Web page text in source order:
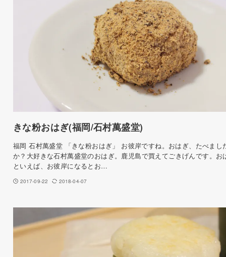
きな粉おはぎ(福岡/石村萬盛堂)
福岡 石村萬盛堂 「きな粉おはぎ」 お彼岸ですね。おはぎ、たべまし
か？大好きな石村萬盛堂のおはぎ。鹿児島で買えてごきげんです。お
といえば、お彼岸になるとお…
2017-09-22 2018-04-07